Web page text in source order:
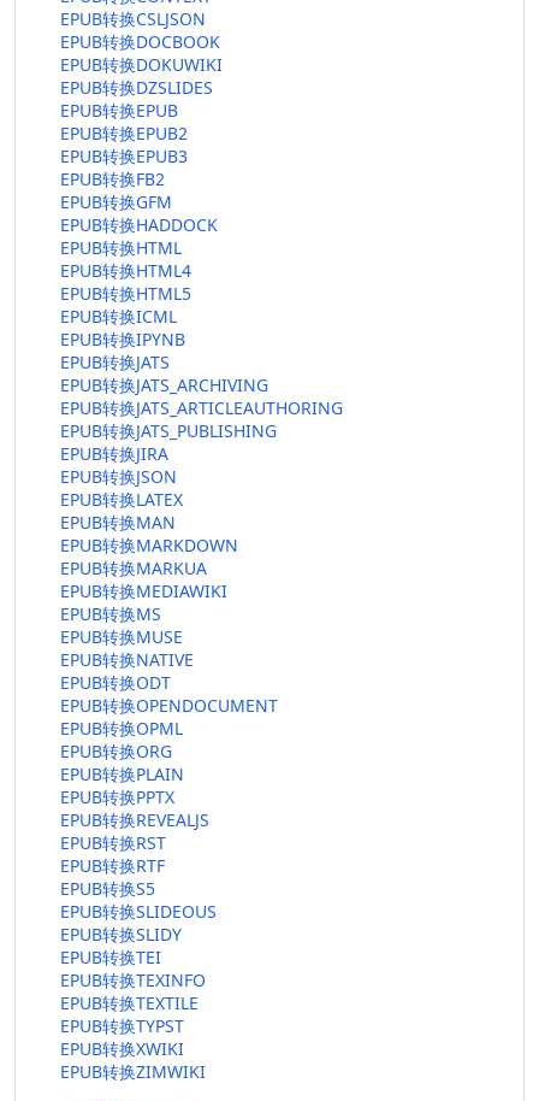
EPUB转换CSLJSON
EPUB转换DOCBOOK
EPUB转换DOKUWIKI
EPUB转换DZSLIDES
EPUB转换EPUB
EPUB转换EPUB2
EPUB转换EPUB3
EPUB转换FB2
EPUB转换GFM
EPUB转换HADDOCK
EPUB转换HTML
EPUB转换HTML4
EPUB转换HTML5
EPUB转换ICML
EPUB转换IPYNB
EPUB转换JATS
EPUB转换JATS_ARCHIVING
EPUB转换JATS_ARTICLEAUTHORING
EPUB转换JATS_PUBLISHING
EPUB转换JIRA
EPUB转换JSON
EPUB转换LATEX
EPUB转换MAN
EPUB转换MARKDOWN
EPUB转换MARKUA
EPUB转换MEDIAWIKI
EPUB转换MS
EPUB转换MUSE
EPUB转换NATIVE
EPUB转换ODT
EPUB转换OPENDOCUMENT
EPUB转换OPML
EPUB转换ORG
EPUB转换PLAIN
EPUB转换PPTX
EPUB转换REVEALJS
EPUB转换RST
EPUB转换RTF
EPUB转换S5
EPUB转换SLIDEOUS
EPUB转换SLIDY
EPUB转换TEI
EPUB转换TEXINFO
EPUB转换TEXTILE
EPUB转换TYPST
EPUB转换XWIKI
EPUB转换ZIMWIKI